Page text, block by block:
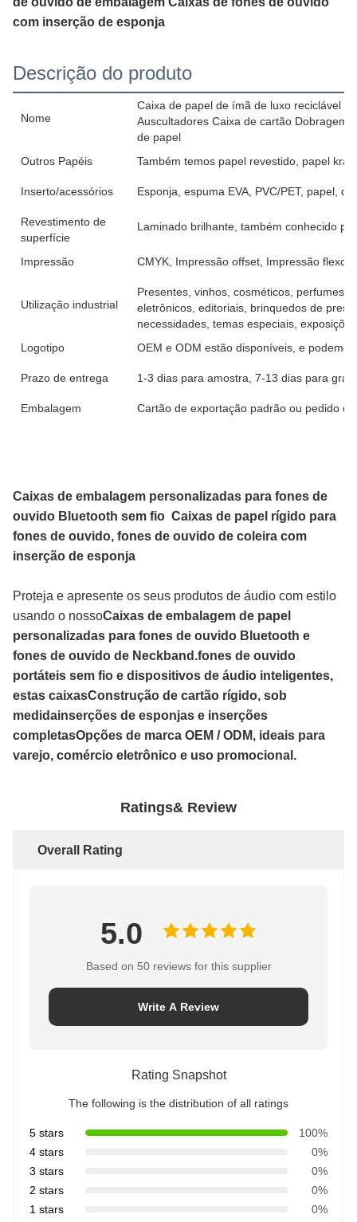
com inserção de esponja
Descrição do produto
Nome
Caixa de papel de ímã de luxo reciclável
Auscultadores Caixa de cartão Dobragem
de papel
Outros Papéis
Também temos papel revestido, papel
Inserto/acessórios Esponja, espuma EVA, PVC/PET, papel,
Revestimento de
superfície
Laminado brilhante, também conhecido
Impressão CMYK, Impressão offset, Impressão flexo,
Utilização industrial
Presentes, vinhos, cosméticos, perfumes,
eletrônicos, editoriais, brinquedos de
necessidades, temas especiais,
Logotipo
OEM e ODM estão disponíveis, e
Prazo de entrega 1-3 dias para amostra, 7-13 dias para
Embalagem Cartão de exportação padrão ou pedido
Caixas de embalagem personalizadas para fones de
ouvido Bluetooth sem fio ️ Caixas de papel rígido para
fones de ouvido, fones de ouvido de coleira com
inserção de esponja
Proteja e apresente os seus produtos de áudio com estilo
usando o nossoCaixas de embalagem de papel
personalizadas para fones de ouvido Bluetooth e
fones de ouvido de Neckband.fones de ouvido
portáteis sem fio e dispositivos de áudio inteligentes,
estas caixasConstrução de cartão rígido, sob
medidainserções de esponjas e inserções
completasOpções de marca OEM / ODM, ideais para
varejo, comércio eletrônico e uso promocional.
Ratings& Review
Overall Rating
5.0
Based on 50 reviews for this supplier
Write A Review
Rating Snapshot
The following is the distribution of all ratings
5 stars
100%
4 stars
0%
3 stars
0%
2 stars
0%
1 stars
0%